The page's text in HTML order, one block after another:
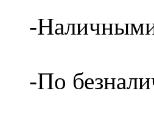
-Наличными
-По